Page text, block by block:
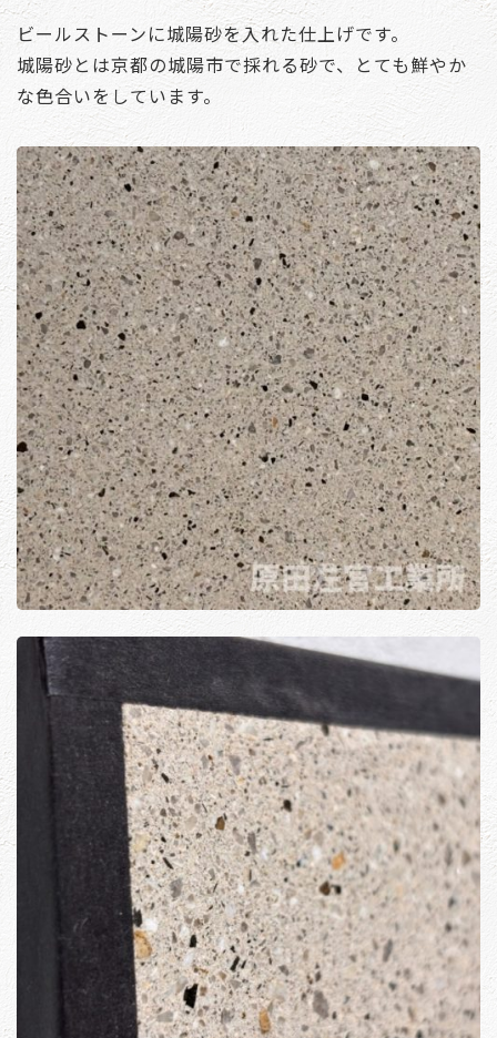
ビールストーンに城陽砂を入れた仕上げです。
城陽砂とは京都の城陽市で採れる砂で、とても鮮やか
な色合いをしています。